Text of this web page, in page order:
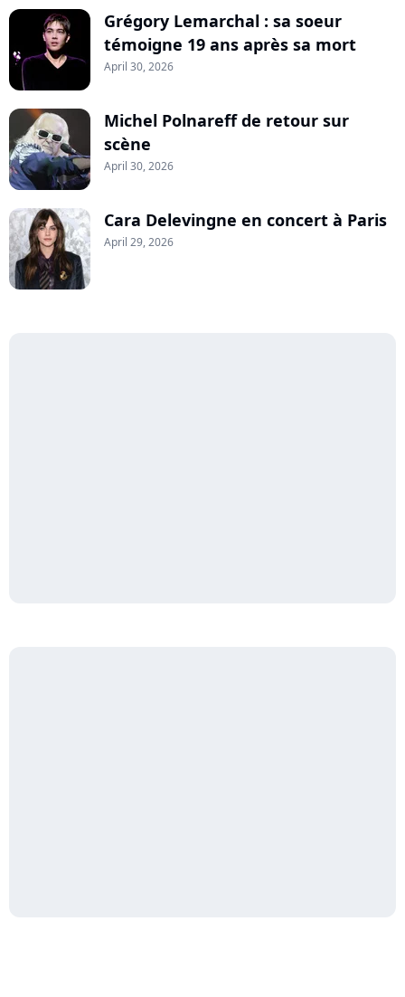
Grégory Lemarchal : sa soeur
témoigne 19 ans après sa mort
April 30, 2026
Michel Polnareff de retour sur
scène
April 30, 2026
Cara Delevingne en concert à Paris
April 29, 2026